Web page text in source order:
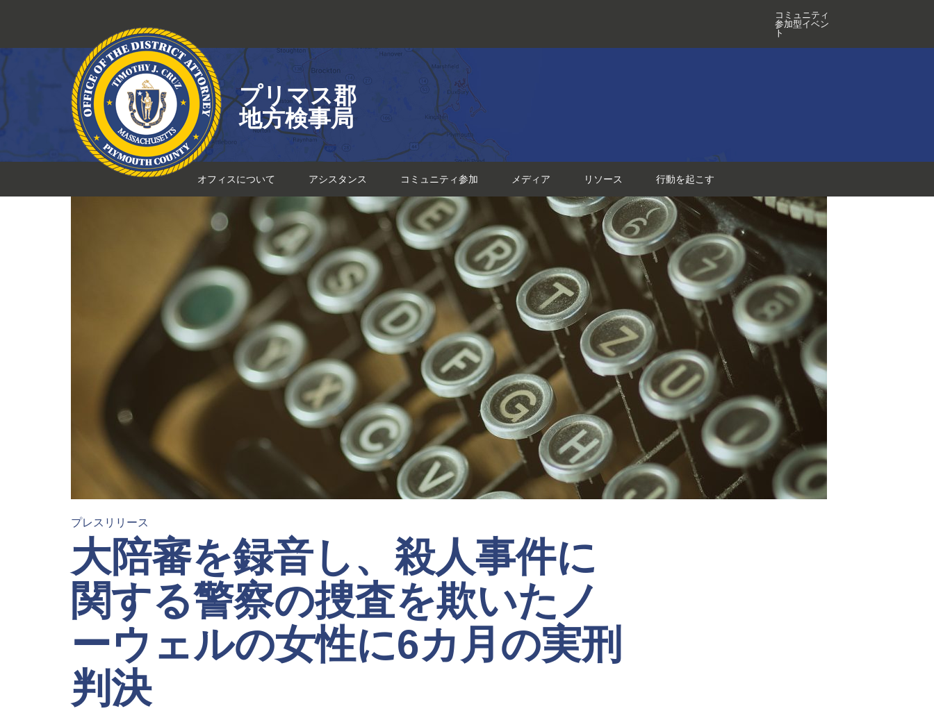
ン
ツ
ス
キ
コミュニティ
参加型イベン
ト
プリマス郡
地方検事局
オフィスについて アシスタンス コミュニティ参加 メディア リソース 行動を起こす
プレスリリース
大陪審を録音し、殺人事件に
関する警察の捜査を欺いたノ
ーウェルの女性に6カ月の実刑
判決